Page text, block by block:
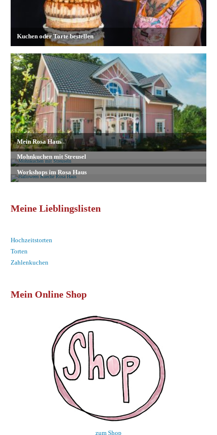
Meine Lieblingslisten
Hochzeitstorten
Torten
Zahlenkuchen
Mein Online Shop
zum Shop